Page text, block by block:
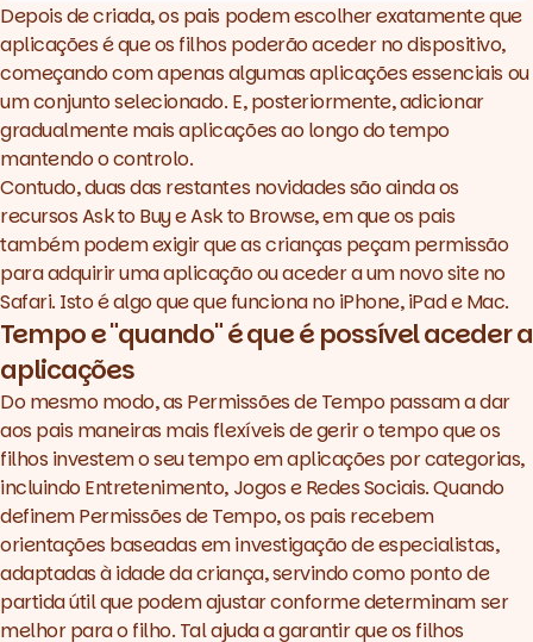
Depois de criada, os pais podem escolher exatamente que
aplicações é que os filhos poderão aceder no dispositivo,
começando com apenas algumas aplicações essenciais ou
um conjunto selecionado. E, posteriormente, adicionar
gradualmente mais aplicações ao longo do tempo
mantendo o controlo.
Contudo, duas das restantes novidades são ainda os
recursosAsk to BuyeAsk to Browse, em que os pais
também podem exigir que as crianças peçam permissão
para adquirir uma aplicação ou aceder a um novo site no
Safari. Isto é algo que que funciona no iPhone, iPad e Mac.
Tempo e "quando" é que é possível aceder a
aplicações
Do mesmo modo, as Permissões de Tempo passam a dar
aos pais maneiras mais flexíveis de gerir o tempo que os
filhos investem o seu tempo em aplicações por categorias,
incluindo Entretenimento, Jogos e Redes Sociais. Quando
definem Permissões de Tempo, os pais recebem
orientações baseadas em investigação de especialistas,
adaptadas à idade da criança, servindo como ponto de
partida útil que podem ajustar conforme determinam ser
melhor para o filho. Tal ajuda a garantir que os filhos